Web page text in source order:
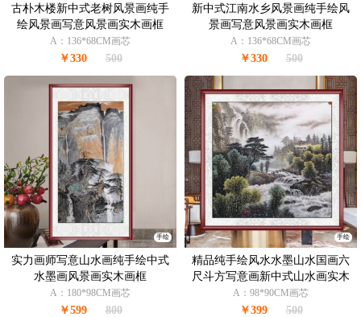
古朴木楼新中式老树风景画纯手
绘风景画写意风景画实木画框
A：136*68CM画芯
￥330 500
新中式江南水乡风景画纯手绘风
景画写意风景画实木画框
A：136*68CM画芯
￥330 500
手绘
实力画师写意山水画纯手绘中式
水墨画风景画实木画框
A：180*98CM画芯
￥599 800
手绘
精品纯手绘风水水墨山水国画六
尺斗方写意画新中式山水画实木
画框
A：98*90CM画芯
￥399 500